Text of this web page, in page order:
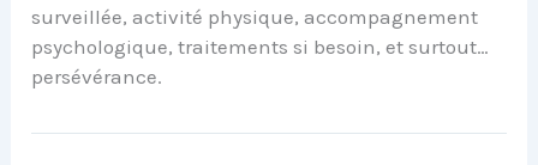
surveillée, activité physique, accompagnement
psychologique, traitements si besoin, et surtout…
persévérance.